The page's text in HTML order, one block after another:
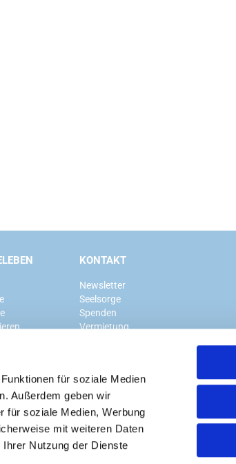
für soziale Medien
Außerdem geben wir
für soziale Medien, Werbung
mit weiteren Daten
Nutzung der Dienste
KONTAKT
Newsletter
Seelsorge
Spenden
Vermietung